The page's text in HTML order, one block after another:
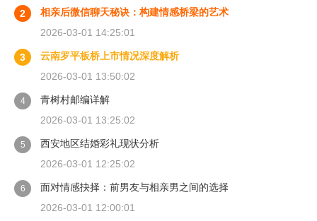
2
相亲后微信聊天秘诀：构建情感桥梁的艺术
2026-03-01 14:25:01
3
云南罗平板桥上市情况深度解析
2026-03-01 13:50:02
4
青树村邮编详解
2026-03-01 13:25:02
5
西安地区结婚彩礼现状分析
2026-03-01 12:25:02
6
面对情感抉择：前男友与相亲男之间的选择
2026-03-01 12:00:01